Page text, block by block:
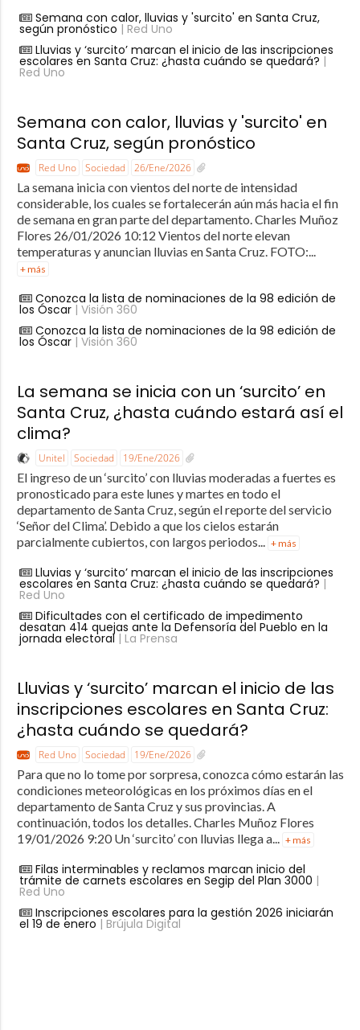
Semana con calor, lluvias y 'surcito' en Santa Cruz,
según pronóstico | Red Uno
Lluvias y ‘surcito’ marcan el inicio de las inscripciones
escolares en Santa Cruz: ¿hasta cuándo se quedará? |
Red Uno
Semana con calor, lluvias y 'surcito' en
Santa Cruz, según pronóstico
Red Uno Sociedad 26/Ene/2026
La semana inicia con vientos del norte de intensidad
considerable, los cuales se fortalecerán aún más hacia el fin
de semana en gran parte del departamento. Charles Muñoz
Flores 26/01/2026 10:12 Vientos del norte elevan
temperaturas y anuncian lluvias en Santa Cruz. FOTO:...
+ más
Conozca la lista de nominaciones de la 98 edición de
los Óscar| Visión 360
Conozca la lista de nominaciones de la 98 edición de
los Óscar| Visión 360
La semana se inicia con un ‘surcito’ en
Santa Cruz, ¿hasta cuándo estará así el
clima?
Unitel Sociedad 19/Ene/2026
El ingreso de un ‘surcito’ con lluvias moderadas a fuertes es
pronosticado para este lunes y martes en todo el
departamento de Santa Cruz, según el reporte del servicio
‘Señor del Clima’. Debido a que los cielos estarán
parcialmente cubiertos, con largos periodos... + más
Lluvias y ‘surcito’ marcan el inicio de las inscripciones
escolares en Santa Cruz: ¿hasta cuándo se quedará? |
Red Uno
Dificultades con el certificado de impedimento
desatan 414 quejas ante la Defensoría del Pueblo en la
jornada electoral| La Prensa
Lluvias y ‘surcito’ marcan el inicio de las
inscripciones escolares en Santa Cruz:
¿hasta cuándo se quedará?
Red Uno Sociedad 19/Ene/2026
Para que no lo tome por sorpresa, conozca cómo estarán las
condiciones meteorológicas en los próximos días en el
departamento de Santa Cruz y sus provincias. A
continuación, todos los detalles. Charles Muñoz Flores
19/01/2026 9:20 Un ‘surcito’ con lluvias llega a... + más
Filas interminables y reclamos marcan inicio del
trámite de carnets escolares en Segip del Plan 3000 |
Red Uno
Inscripciones escolares para la gestión 2026 iniciarán
el 19 de enero | Brújula Digital